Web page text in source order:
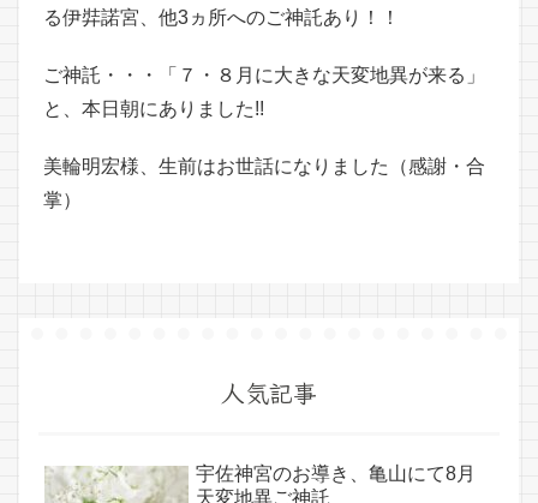
る伊弉諾宮、他3ヵ所へのご神託あり！！
ご神託・・・「７・８月に大きな天変地異が来る」
と、本日朝にありました!!
美輪明宏様、生前はお世話になりました（感謝・合
掌）
人気記事
宇佐神宮のお導き、亀山にて8月
天変地異ご神託